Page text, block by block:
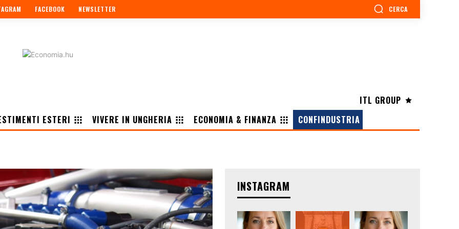
FACEBOOK NEWSLETTER CERCA
ITL GROUP
ESTERI
VIVERE IN UNGHERIA ECONOMIA & FINANZA CONFINDUSTRIA
INSTAGRAM